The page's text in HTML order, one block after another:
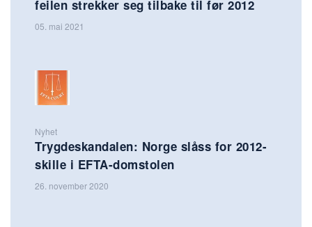
feilen strekker seg tilbake til før 2012
05. mai 2021
Nyhet
Trygdeskandalen: Norge slåss for 2012-
skille i EFTA-domstolen
26. november 2020